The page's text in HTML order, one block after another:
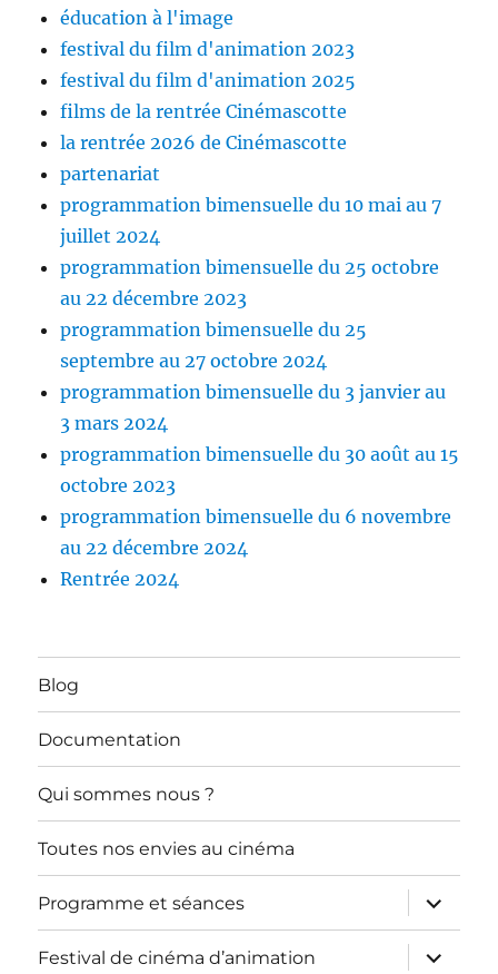
éducation à l'image
festival du film d'animation 2023
festival du film d'animation 2025
films de la rentrée Cinémascotte
la rentrée 2026 de Cinémascotte
partenariat
programmation bimensuelle du 10 mai au 7
juillet 2024
programmation bimensuelle du 25 octobre
au 22 décembre 2023
programmation bimensuelle du 25
septembre au 27 octobre 2024
programmation bimensuelle du 3 janvier au
3 mars 2024
programmation bimensuelle du 30 août au 15
octobre 2023
programmation bimensuelle du 6 novembre
au 22 décembre 2024
Rentrée 2024
Blog
Documentation
Qui sommes nous ?
Toutes nos envies au cinéma
Programme et séances
ouvrir
le
sous-
menu
Festival de cinéma d’animation
ouvrir
le